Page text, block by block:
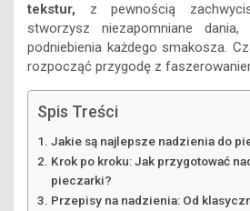
tekstur, z pewnością
stworzysz niezapomniane
podniebienia każdego smakosza.
rozpocząć przygodę z
Spis Treści
Jakie są najlepsze nadzienia do
Krok po kroku: Jak przygotować
pieczarki?
Przepisy na nadzienia: Od